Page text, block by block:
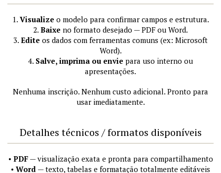
1. Visualize o modelo para confirmar campos e estrutura.
2. Baixe no formato desejado — PDF ou Word.
3. Edite os dados com ferramentas comuns (ex: Microsoft
Word).
4. Salve, imprima ou envie para uso interno ou
apresentações.
Nenhuma inscrição. Nenhum custo adicional. Pronto para
usar imediatamente.
Detalhes técnicos / formatos disponíveis
• PDF— visualização exata e pronta para compartilhamento
• Word — texto, tabelas e formatação totalmente editáveis